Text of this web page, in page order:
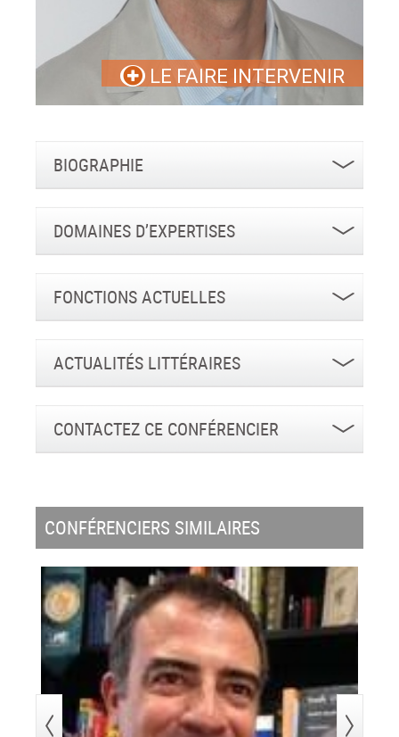
LE FAIRE INTERVENIR
BIOGRAPHIE
DOMAINES D’EXPERTISES
FONCTIONS ACTUELLES
ACTUALITÉS LITTÉRAIRES
CONTACTEZ CE CONFÉRENCIER
CONFÉRENCIERS SIMILAIRES